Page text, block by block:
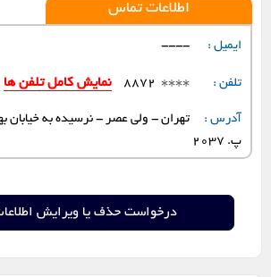
اطلاعات تماس
ایمیل : ----
تلفن : ****
8872 نمایش کامل تلفن ها
آدرس :
تهران - ولی عصر - نرسیده به خیابان
پ. 2037